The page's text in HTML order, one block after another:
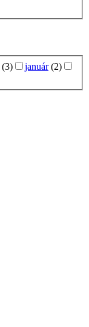
(3) január (2)